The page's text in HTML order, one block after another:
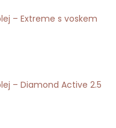
– Extreme s voskem
– Diamond Active 2.5